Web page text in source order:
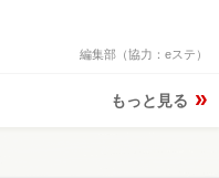
編集部（協力：eステ）
もっと見る